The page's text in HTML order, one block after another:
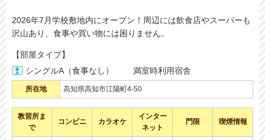
2026年7月学校敷地内にオープン！周辺には飲食店やスーパーも
沢山あり、食事や買い物には困りません。
【部屋タイプ】
シングルA（食事なし）
満室時利用宿舎
所在地 高知県高知市江陽町4-50
教習所ま
で
コンビニ カラオケ
インター
ネット
門限 喫煙情報